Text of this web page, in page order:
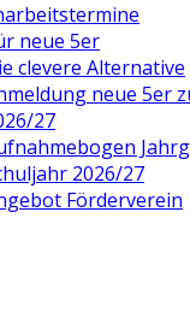
neue 5er
clevere Alternative
neue 5er
27
2026/27
Förderverein